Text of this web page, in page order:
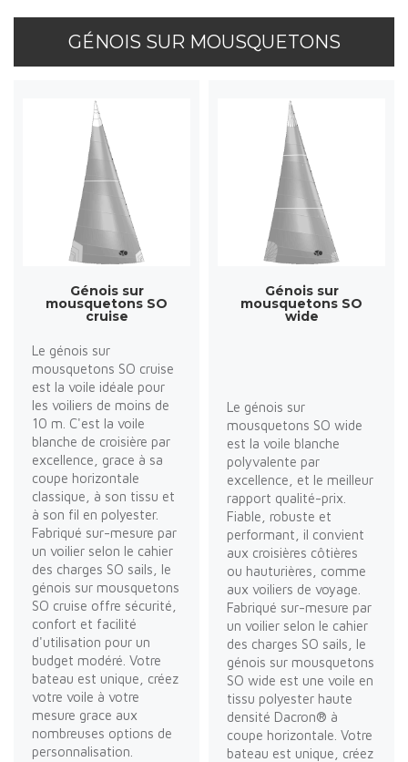
GÉNOIS SUR MOUSQUETONS
Génois sur
mousquetons SO
cruise
Le génois sur
mousquetons SO cruise
est la voile idéale pour
les voiliers de moins de
10 m. C'est la voile
blanche de croisière par
excellence, grace à sa
coupe horizontale
classique, à son tissu et
à son fil en polyester.
Fabriqué sur-mesure par
un voilier selon le cahier
des charges SO sails, le
génois sur mousquetons
SO cruise offre sécurité,
confort et facilité
d'utilisation pour un
budget modéré. Votre
bateau est unique, créez
votre voile à votre
mesure grace aux
nombreuses options de
personnalisation.
Génois sur
mousquetons SO
wide
Le génois sur
mousquetons SO wide
est la voile blanche
polyvalente par
excellence, et le meilleur
rapport qualité-prix.
Fiable, robuste et
performant, il convient
aux croisières côtières
ou hauturières, comme
aux voiliers de voyage.
Fabriqué sur-mesure par
un voilier selon le cahier
des charges SO sails, le
génois sur mousquetons
SO wide est une voile en
tissu polyester haute
densité Dacron® à
coupe horizontale. Votre
bateau est unique, créez